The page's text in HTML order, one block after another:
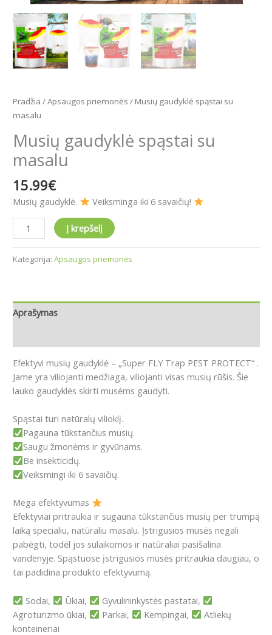
Pradžia /Apsaugos priemonės / Musių gaudyklė spąstai su
masalu
Musių gaudyklė spąstai su
masalu
15.99€
Musių gaudyklė. Veiksminga iki 6 savaičių!
Į krepšelį
Kategorija: Apsaugos priemonės
Aprašymas
Efektyvi musių gaudyklė – „Super FLY Trap PEST PROTECT“ .
Jame yra viliojanti medžiaga, viliojanti visas musių rūšis. Šie
lauko gaudyklės skirti musėms gaudyti.
Spąstai turi natūralų vilioklį.
Pagauna tūkstančius musių.
Saugu žmonėms ir gyvūnams.
Be insekticidų.
Veiksmingi iki 6 savaičių.
Mega efektyvumas
Efektyviai pritraukia ir sugauna tūkstančius musių per trumpą
laiką specialiu, natūraliu masalu. Įstrigusios musės negali
pabėgti, todėl jos sulaikomos ir natūraliai pasišalina
vandenyje. Spąstuose įstrigusios musės pritraukia daugiau, o
tai padidina produkto efektyvumą.
Sodai, Ūkiai,
Gyvulininkystės pastatai,
Agroturizmo ūkiai,
Parkai, Kempingai,
Atliekų
konteineriai